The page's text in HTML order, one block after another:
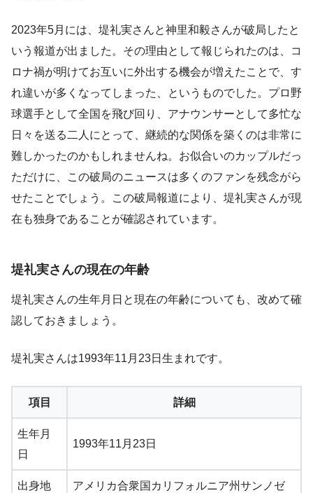
2023年5月には、堤礼実さんと神里和毅さんが破局したと
いう報道が出ました。その理由として報じられたのは、コ
ロナ禍が明けてお互いに外出する機会が増えたことで、す
れ違いが多くなってしまった、というものでした。プロ野
球選手として全国を飛び回り、アナウンサーとして多忙な
日々を送る二人にとって、継続的な関係を築くのは非常に
難しかったのかもしれませんね。お似合いのカップルだっ
ただけに、この破局のニュースは多くのファンを残念がら
せたことでしょう。この破局報道により、堤礼実さんが現
在も独身であることが確認されています。
堤礼実さんの現在の年齢
堤礼実さんの生年月日と現在の年齢についても、改めて確
認しておきましょう。
堤礼実さんは1993年11月23日生まれです。
項目 詳細
生年月
日
1993年11月23日
出身地 アメリカ合衆国カリフォルニア州サンノゼ